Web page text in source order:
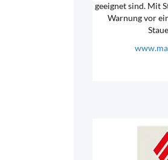
geeignet sind. Mit
Warnung vor